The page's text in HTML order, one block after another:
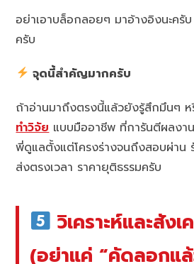
อย่าเอาบล็อกลอยๆ มาอ้างอิงนะครั
ครับ
จุดนี้สำคัญมากครับ
ถ้าอ่านมาถึงตรงนี้แล้วยังรู้สึกมึนๆ
ทำวิจัยแบบมืออาชีพ ที่การันตีผลงา
พี่ดูแลตั้งแต่โครงร่างจนถึงสอบผ่าน
ส่งตรงเวลา ราคายุติธรรมครับ
วิเคราะห์และสังเ
(อย่าแค่ “คัดลอกแ